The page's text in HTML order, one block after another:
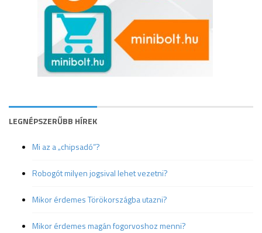
LEGNÉPSZERŰBB HÍREK
Mi az a „chipsadó”?
Robogót milyen jogsival lehet vezetni?
Mikor érdemes Törökországba utazni?
Mikor érdemes magán fogorvoshoz menni?